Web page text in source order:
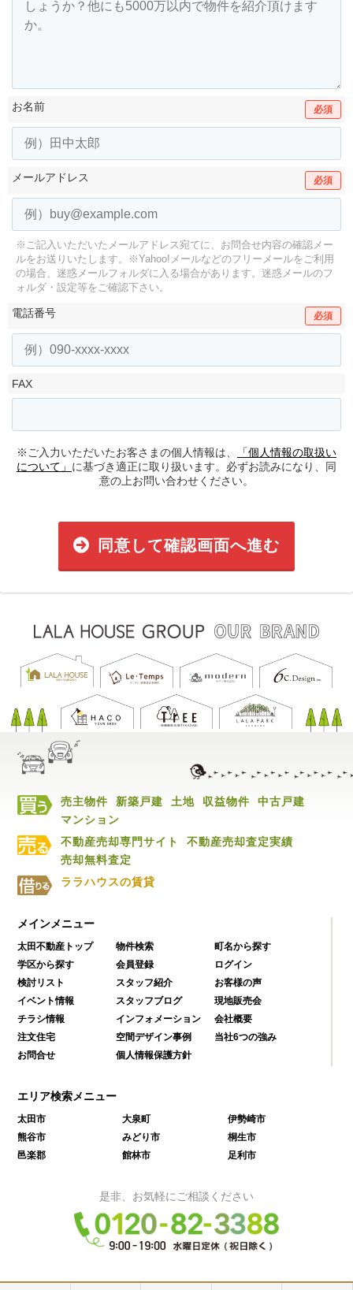
お名前 必須
メールアドレス 必須
※ご記入いただいたメールアドレス宛てに、お問合せ内容の確認メー
ルをお送りいたします。
※Yahoo!メールなどのフリーメールをご利用
の場合、迷惑メールフォルダに入る場合があります。 迷惑メールのフ
ォルダ・設定等をご確認下さい。
電話番号 必須
FAX
※ご入力いただいたお客さまの個人情報は、
「個人情報の取扱い
について」 に基づき適正に取り扱います。必ずお読みになり、同
意の上お問い合わせください。
同意して確認画面へ進む
売主物件 新築戸建 土地 収益物件
中古戸建
マンション
不動産売却専門サイト
不動産売却査定実績
売却無料査定
ララハウスの賃貸
メインメニュー
太田不動産トップ 物件検索
町名から探す
学区から探す
会員登録
ログイン
検討リスト
スタッフ紹介
お客様の声
イベント情報
スタッフブログ
現地販売会
チラシ情報
インフォメーション
会社概要
注文住宅
空間デザイン事例
当社6つの強み
お問合せ
個人情報保護方針
エリア検索メニュー
太田市 大泉町
伊勢崎市
熊谷市
みどり市
桐生市
邑楽郡
館林市 足利市
是非、お気軽にご相談ください